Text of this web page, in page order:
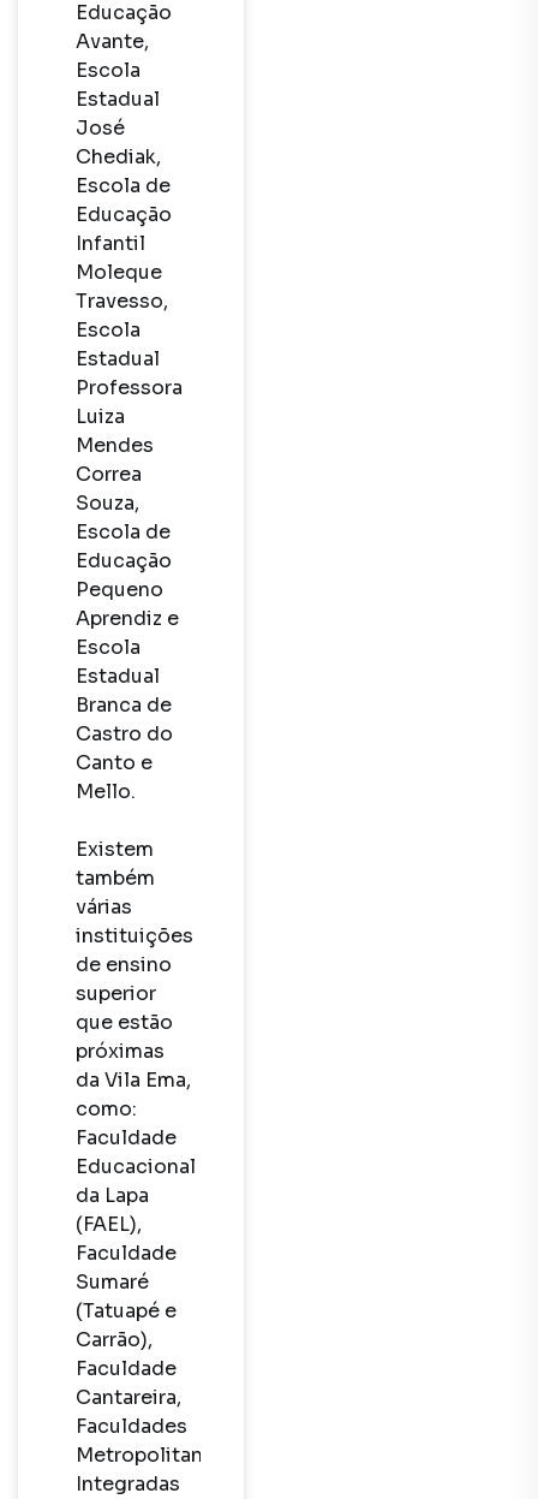
Educação
Avante,
Escola
Estadual
José
Chediak,
Escola de
Educação
Infantil
Moleque
Travesso,
Escola
Estadual
Professora
Luiza
Mendes
Correa
Souza,
Escola de
Educação
Pequeno
Aprendiz e
Escola
Estadual
Branca de
Castro do
Canto e
Mello.
Existem
também
várias
instituições
de ensino
superior
que estão
próximas
da Vila Ema,
como:
Faculdade
Educacional
da Lapa
(FAEL),
Faculdade
Sumaré
(Tatuapé e
Carrão),
Faculdade
Cantareira,
Faculdades
Metropolitanas
Integradas